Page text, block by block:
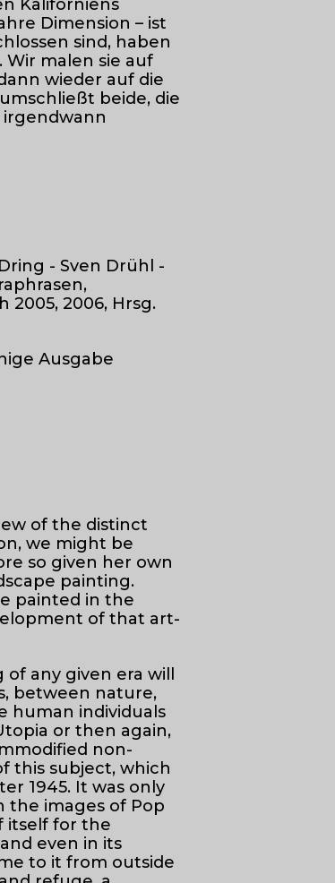
Kaliforniens
Dimension – ist
sind, haben
malen sie auf
wieder auf die
beide, die
- Sven Drühl -
2005, 2006, Hrsg.
Ausgabe
of the distinct
we might be
so given her own
painting.
painted in the
of that art-
any given era will
between nature,
human individuals
or then again,
non-
this subject, which
1945. It was only
the images of Pop
itself for the
even in its
to it from outside